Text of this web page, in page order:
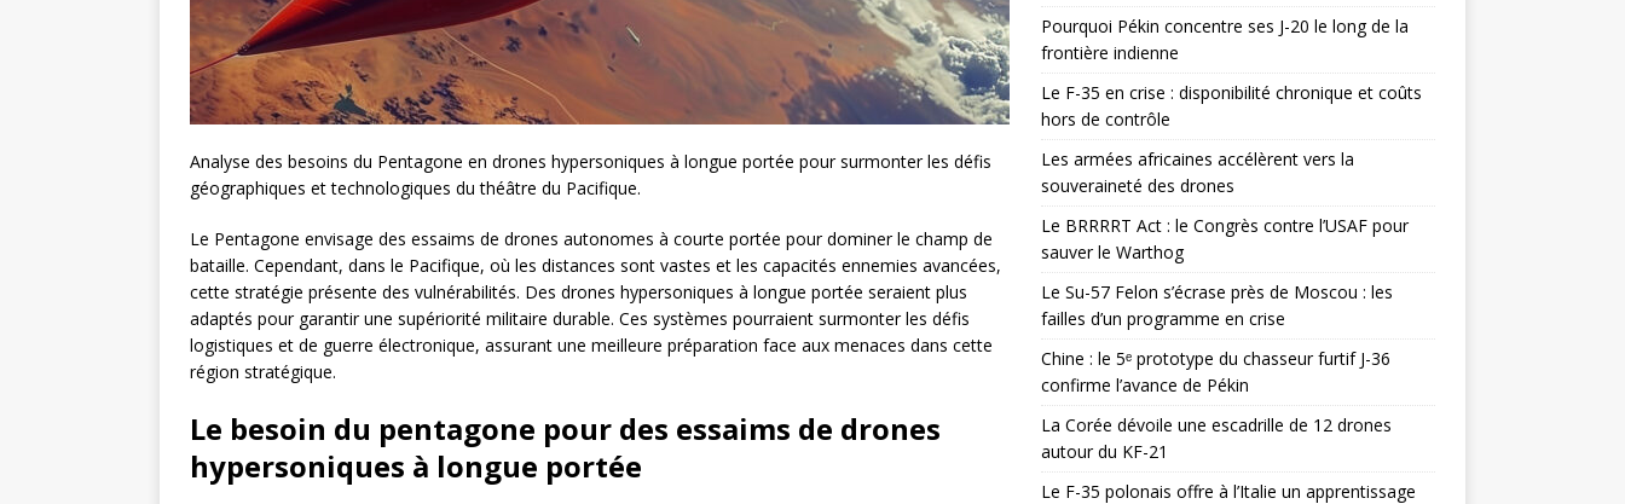
Analyse des besoins du Pentagone en drones hypersoniques à longue portée pour surmonter les défis
géographiques et technologiques du théâtre du Pacifique.
Le Pentagone envisage des essaims de drones autonomes à courte portée pour dominer le champ de
bataille. Cependant, dans le Pacifique, où les distances sont vastes et les capacités ennemies avancées,
cette stratégie présente des vulnérabilités. Des drones hypersoniques à longue portée seraient plus
adaptés pour garantir une supériorité militaire durable. Ces systèmes pourraient surmonter les défis
logistiques et de guerre électronique, assurant une meilleure préparation face aux menaces dans cette
région stratégique.
Le besoin du pentagone pour des essaims de drones
hypersoniques à longue portée
Pourquoi Pékin concentre ses J-20 le long de la
frontière indienne
Le F-35 en crise : disponibilité chronique et coûts
hors de contrôle
Les armées africaines accélèrent vers la
souveraineté des drones
Le BRRRRT Act : le Congrès contre l’USAF pour
sauver le Warthog
Le Su-57 Felon s’écrase près de Moscou : les
failles d’un programme en crise
Chine : le 5ᵉ prototype du chasseur furtif J-36
confirme l’avance de Pékin
La Corée dévoile une escadrille de 12 drones
autour du KF-21
Le F-35 polonais offre à l’Italie un apprentissage